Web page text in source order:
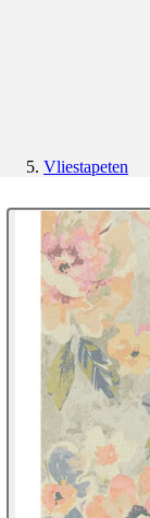
Vliestapeten